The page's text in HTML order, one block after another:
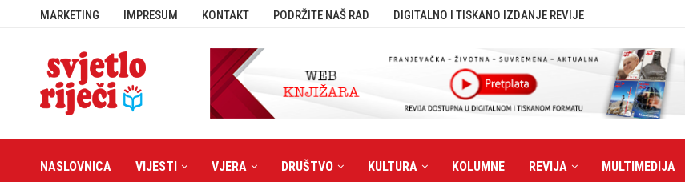
MARKETING IMPRESUM KONTAKT PODRŽITE NAŠ RAD DIGITALNO I TISKANO IZDANJE REVIJE
NASLOVNICA VIJESTI VJERA DRUŠTVO KULTURA KOLUMNE REVIJA MULTIMEDIJA